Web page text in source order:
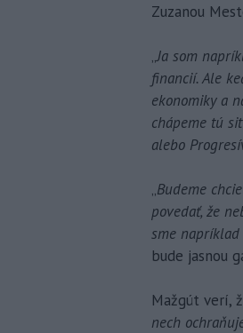
Zuzanou
„Ja som
financií. Ale
ekonomiky a
chápeme tú
alebo
„Budeme
povedať, že
sme
bude jasnou
Mažgút verí,
nech